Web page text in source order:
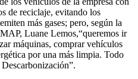
de reciclaje, evitando los
más gases; pero, según la
Luane Lemos,“queremos ir
máquinas, comprar vehículos
por una más limpia. Todo